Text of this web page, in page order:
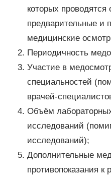
которых проводятся
предварительные и
медицинские
Периодичность
Участие в
специальностей
врачей-
Объём
исследований
исследований);
Дополнительные
противопоказания